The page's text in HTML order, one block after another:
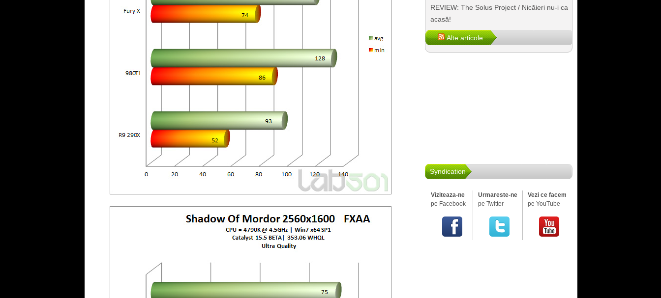
REVIEW: The Solus Project / Nicăieri nu-i ca
acasă!
Alte articole
Syndication
Viziteaza-ne
pe Facebook
Urmareste-ne
pe Twitter
Vezi ce facem
pe YouTube